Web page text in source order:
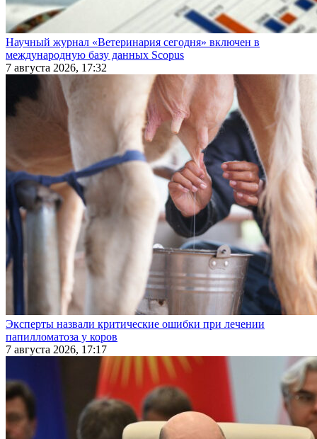
Научный журнал «Ветеринария сегодня» включен в
международную базу данных Scopus
7 августа 2026, 17:32
Эксперты назвали критические ошибки при лечении
папилломатоза у коров
7 августа 2026, 17:17